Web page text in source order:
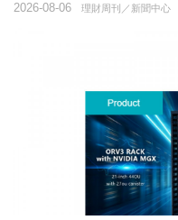
理財周刊／新聞中心
2026-08-06